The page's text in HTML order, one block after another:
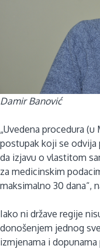
Damir Banović
„Uvedena procedura
postupak koji se
da izjavu o vlastitom
za medicinskim
maksimalno 30 dana“,
Iako ni države regije
donošenjem jednog
izmjenama i